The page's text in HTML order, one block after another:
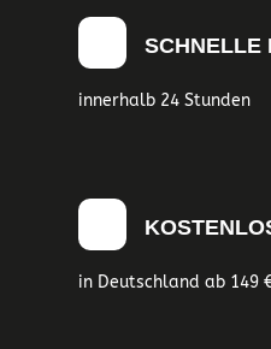
SCHNELLE
innerhalb 24 Stunden
in Deutschland ab 149